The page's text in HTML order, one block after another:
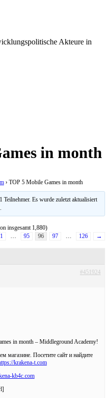
Akteure in
in month
› TOP 5 Mobile Games in month
Teilnehmer. Es wurde zuletzt aktualisiert
.
insgesamt 1,880)
1 … 95 96 97 … 126 →
#451924
in month – Middleground Academy!
магазине. Посетите сайт и найдите
krakena-t.com
kb4c.com